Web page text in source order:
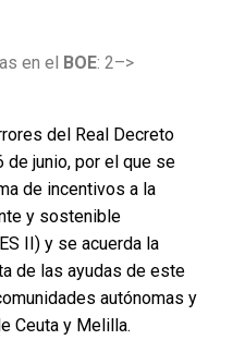
en el BOE: 2–>
del Real Decreto
de junio, por el que se
de incentivos a la
y sostenible
II) y se acuerda la
de las ayudas de este
autónomas y
Ceuta y Melilla.